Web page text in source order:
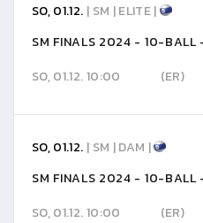
SO, 01.12. | SM | ELITE |
SM FINALS 2024 - 10-BALL
SO, 01.12. 10:00
(ER)
SO, 01.12. | SM | DAM |
SM FINALS 2024 - 10-BALL
SO, 01.12. 10:00
(ER)